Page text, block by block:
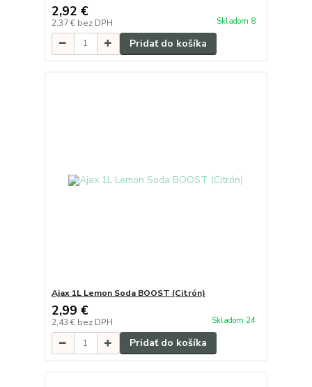
2,92 €
2,37 € bez DPH Skladom 8
Pridať do košíka
Ajax 1L Lemon Soda BOOST (Citrón)
2,99 €
2,43 € bez DPH Skladom 24
Pridať do košíka